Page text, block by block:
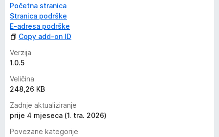
Početna stranica
Stranica podrške
E-adresa podrške
Copy add-on ID
Verzija
1.0.5
Veličina
248,26 KB
Zadnje aktualiziranje
prije 4 mjeseca (1. tra. 2026)
Povezane kategorije